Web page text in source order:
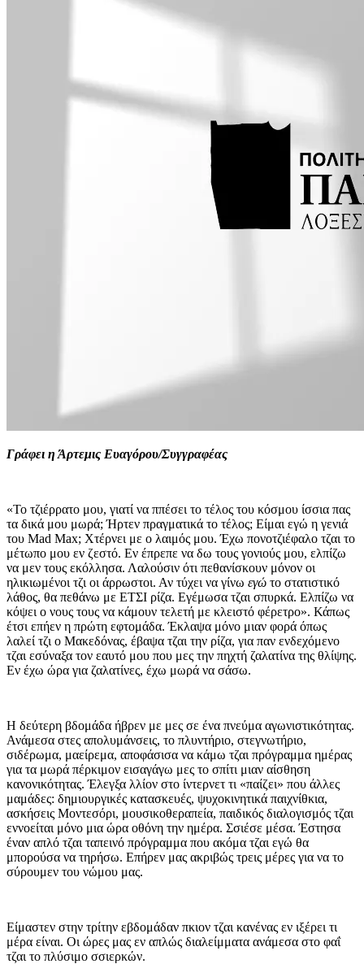
Γράφει η Άρτεμις Ευαγόρου/Συγγραφέας
«Το τζιέρρατο μου, γιατί να ππέσει το τέλος του κόσμου ίσσια πας
τα δικά μου μωρά; Ήρτεν πραγματικά το τέλος; Είμαι εγώ η γενιά
του Mad Max; Χτέρνει με ο λαιμός μου. Έχω πονοτζιέφαλο τζαι το
μέτωπο μου εν ζεστό. Εν έπρεπε να δω τους γονιούς μου, ελπίζω
να μεν τους εκόλλησα. Λαλούσιν ότι πεθανίσκουν μόνον οι
ηλικιωμένοι τζι οι άρρωστοι. Αν τύχει να γίνω εγώ το στατιστικό
λάθος, θα πεθάνω με ΕΤΣΙ ρίζα. Εγέμωσα τζαι σπυρκά. Ελπίζω να
κόψει ο νους τους να κάμουν τελετή με κλειστό φέρετρο». Κάπως
έτσι επήεν η πρώτη εφτομάδα. Έκλαψα μόνο μιαν φορά όπως
λαλεί τζι ο Μακεδόνας, έβαψα τζαι την ρίζα, για παν ενδεχόμενο
τζαι εσύναξα τον εαυτό μου που μες την πηχτή ζαλατίνα της θλίψης.
Εν έχω ώρα για ζαλατίνες, έχω μωρά να σάσω.
Η δεύτερη βδομάδα ήβρεν με μες σε ένα πνεύμα αγωνιστικότητας.
Ανάμεσα στες απολυμάνσεις, το πλυντήριο, στεγνωτήριο,
σιδέρωμα, μαείρεμα, αποφάσισα να κάμω τζαι πρόγραμμα ημέρας
για τα μωρά πέρκιμον εισαγάγω μες το σπίτι μιαν αίσθηση
κανονικότητας. Έλεγξα λλίον στο ίντερνετ τι «παίζει» που άλλες
μαμάδες: δημιουργικές κατασκευές, ψυχοκινητικά παιχνίθκια,
ασκήσεις Μοντεσόρι, μουσικοθεραπεία, παιδικός διαλογισμός τζαι
εννοείται μόνο μια ώρα οθόνη την ημέρα. Σσιέσε μέσα. Έστησα
έναν απλό τζαι ταπεινό πρόγραμμα που ακόμα τζαι εγώ θα
μπορούσα να τηρήσω. Επήρεν μας ακριβώς τρεις μέρες για να το
σύρουμεν του νώμου μας.
Είμαστεν στην τρίτην εβδομάδαν πκιον τζαι κανένας εν ιξέρει τι
μέρα είναι. Οι ώρες μας εν απλώς διαλείμματα ανάμεσα στο φαΐ
τζαι το πλύσιμο σσιερκών.